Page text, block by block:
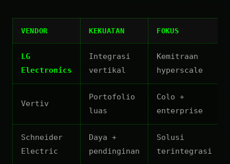
VENDOR KEKUATAN FOKUS
LG
Electronics
Integrasi
vertikal
Kemitraan
hyperscale
Vertiv
Portofolio
luas
Colo +
enterprise
Schneider
Electric
Daya +
pendinginan
Solusi
terintegrasi